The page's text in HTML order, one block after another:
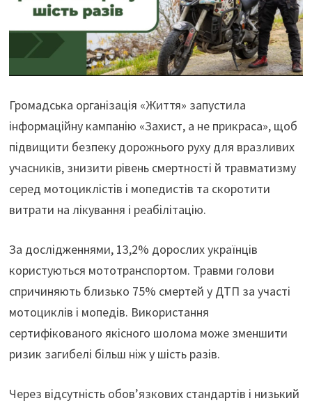
Громадська організація «Життя» запустила
інформаційну кампанію «Захист, а не прикраса», щоб
підвищити безпеку дорожнього руху для вразливих
учасників, знизити рівень смертності й травматизму
серед мотоциклістів і мопедистів та скоротити
витрати на лікування і реабілітацію.
За дослідженнями, 13,2% дорослих українців
користуються мототранспортом. Травми голови
спричиняють близько 75% смертей у ДТП за участі
мотоциклів і мопедів. Використання
сертифікованого якісного шолома може зменшити
ризик загибелі більш ніж у шість разів.
Через відсутність обов’язкових стандартів і низький